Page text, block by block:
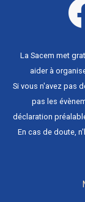
La Sacem met
aider à
Si vous n'avez pas
pas les
déclaration
En cas de doute,